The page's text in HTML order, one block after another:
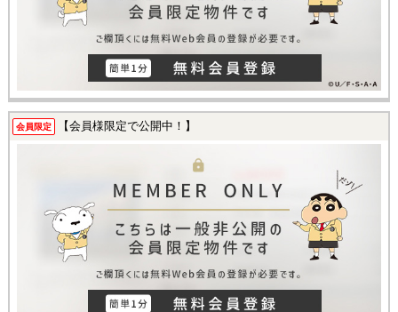
会員限定 【会員様限定で公開中！】